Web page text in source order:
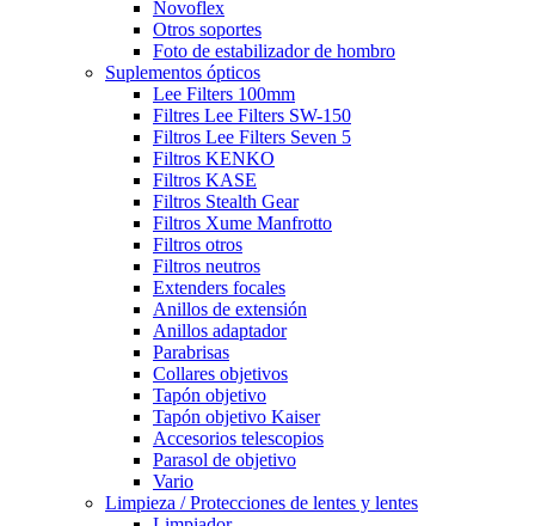
Novoflex
Otros soportes
Foto de estabilizador de hombro
Suplementos ópticos
Lee Filters 100mm
Filtres Lee Filters SW-150
Filtros Lee Filters Seven 5
Filtros KENKO
Filtros KASE
Filtros Stealth Gear
Filtros Xume Manfrotto
Filtros otros
Filtros neutros
Extenders focales
Anillos de extensión
Anillos adaptador
Parabrisas
Collares objetivos
Tapón objetivo
Tapón objetivo Kaiser
Accesorios telescopios
Parasol de objetivo
Vario
Limpieza / Protecciones de lentes y lentes